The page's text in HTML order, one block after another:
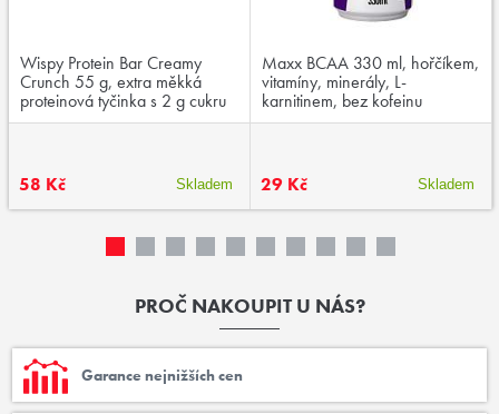
Wispy Protein Bar Creamy
Crunch 55 g, extra měkká
proteinová tyčinka s 2 g cukru
58 Kč Skladem
Maxx BCAA 330 ml, hořčíkem,
vitamíny, minerály, L-
karnitinem, bez kofeinu
29 Kč Skladem
PROČ NAKOUPIT U NÁS?
Garance nejnižších cen